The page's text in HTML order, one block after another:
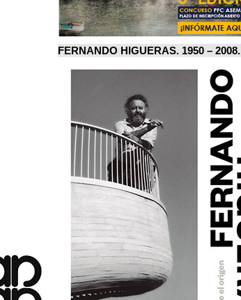
FERNANDO HIGUERAS. 1950 – 2008.